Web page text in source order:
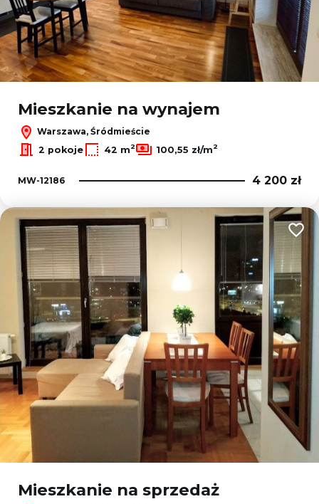
Mieszkanie na wynajem
Warszawa, Śródmieście
2 pokoje
42 m2 100,55 zł/m2
MW-12186 4 200 zł
Mieszkanie na sprzedaż